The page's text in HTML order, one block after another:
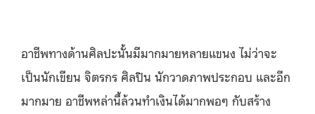
อาชีพทางด้านศิลปะนั้นมีมากมายหลายแขนง ไม่ว่าจะ
เป็นนักเขียน จิตรกร ศิลปิน นักวาดภาพประกอบ และอีก
มากมาย อาชีพหล่านี้ล้วนทำเงินได้มากพอๆ กับสร้าง